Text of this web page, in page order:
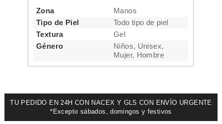
Zona
Manos
Tipo de Piel
Todo tipo de piel
Textura
Gel
Género
Niños, Unisex,
Mujer, Hombre
TU PEDIDO EN 24H CON NACEX Y GLS CON ENVÍO URGENTE
*Excepto sábados, domingos y festivos